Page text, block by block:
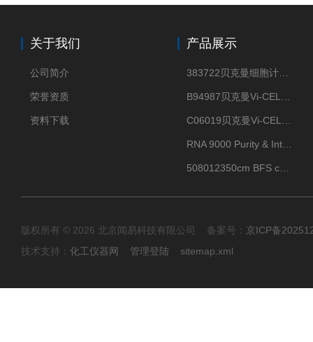
关于我们
公司简介
荣誉资质
资料下载
产品展示
版权所有 © 2026 北京闻易科技有限公司 备案号： 京ICP备
技术支持： 化工仪器网 管理登陆 sitemap.xml